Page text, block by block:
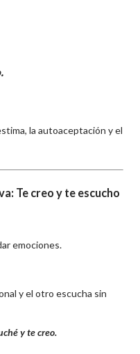
la autoaceptación y el
Te creo y te escucho
emociones.
y el otro escucha sin
y te creo.